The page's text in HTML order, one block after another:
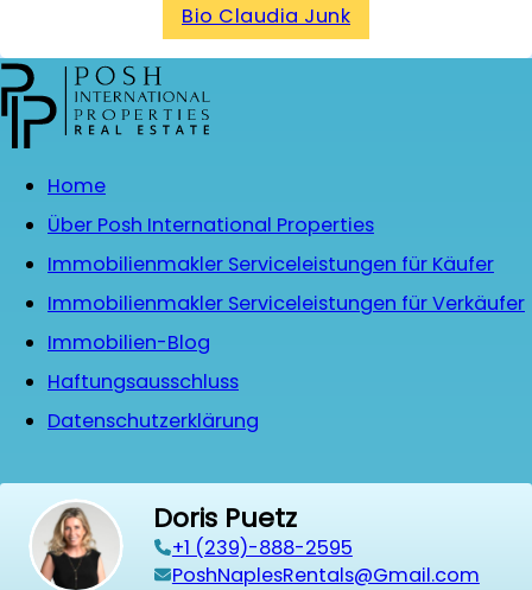
Bio Claudia Junk
Home
Über Posh International Properties
Immobilienmakler Serviceleistungen für Käufer
Immobilienmakler Serviceleistungen für Verkäufer
Immobilien-Blog
Haftungsausschluss
Datenschutzerklärung
Doris Puetz
+1 (239)-888-2595
PoshNaplesRentals@Gmail.com